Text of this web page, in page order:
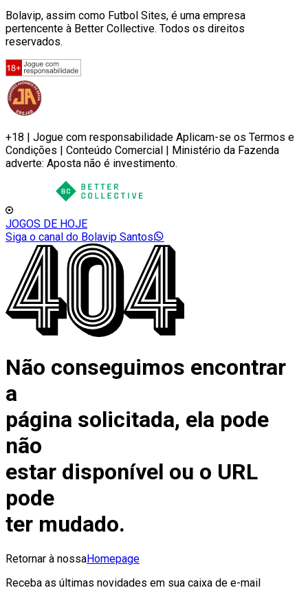
Bolavip, assim como Futbol Sites, é uma empresa
pertencente à Better Collective. Todos os direitos
reservados.
+18 | Jogue com responsabilidade Aplicam-se os Termos e
Condições | Conteúdo Comercial | Ministério da Fazenda
adverte: Aposta não é investimento.
JOGOS DE HOJE
Siga o canal do Bolavip Santos
Não conseguimos encontrar
a
página solicitada, ela pode
não
estar disponível ou o URL
pode
ter mudado.
Retornar à nossaHomepage
Receba as últimas novidades em sua caixa de e-mail